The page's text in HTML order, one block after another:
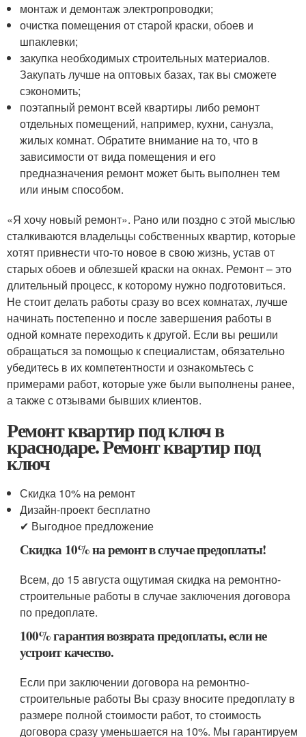
монтаж и демонтаж электропроводки;
очистка помещения от старой краски, обоев и
шпаклевки;
закупка необходимых строительных материалов.
Закупать лучше на оптовых базах, так вы сможете
сэкономить;
поэтапный ремонт всей квартиры либо ремонт
отдельных помещений, например, кухни, санузла,
жилых комнат. Обратите внимание на то, что в
зависимости от вида помещения и его
предназначения ремонт может быть выполнен тем
или иным способом.
«Я хочу новый ремонт». Рано или поздно с этой мыслью
сталкиваются владельцы собственных квартир, которые
хотят привнести что-то новое в свою жизнь, устав от
старых обоев и облезшей краски на окнах. Ремонт – это
длительный процесс, к которому нужно подготовиться.
Не стоит делать работы сразу во всех комнатах, лучше
начинать постепенно и после завершения работы в
одной комнате переходить к другой. Если вы решили
обращаться за помощью к специалистам, обязательно
убедитесь в их компетентности и ознакомьтесь с
примерами работ, которые уже были выполнены ранее,
а также с отзывами бывших клиентов.
Ремонт квартир под ключ в
краснодаре. Ремонт квартир под
ключ
Скидка 10% на ремонт
Дизайн-проект бесплатно
✔ Выгодное предложение
Скидка 10% на ремонт в случае предоплаты!
Всем, до 15 августа ощутимая скидка на ремонтно-
строительные работы в случае заключения договора
по предоплате.
100% гарантия возврата предоплаты, если не
устроит качество.
Если при заключении договора на ремонтно-
строительные работы Вы сразу вносите предоплату в
размере полной стоимости работ, то стоимость
договора сразу уменьшается на 10%. Мы гарантируем